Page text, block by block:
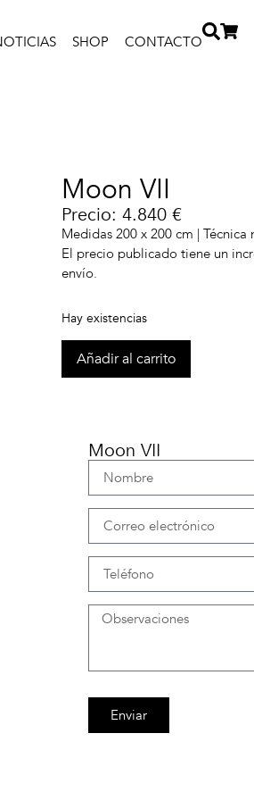
SHOP CONTACTO
Moon VII
Precio: 4.840 €
Medidas 200 x 200 cm |
El precio publicado tiene un
envío.
Hay existencias
Añadir al carrito
Moon VII
Enviar